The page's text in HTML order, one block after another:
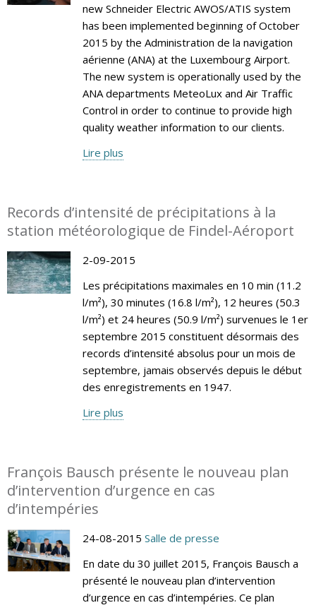
new Schneider Electric AWOS/ATIS system
has been implemented beginning of October
2015 by the Administration de la navigation
aérienne (ANA) at the Luxembourg Airport.
The new system is operationally used by the
ANA departments MeteoLux and Air Traffic
Control in order to continue to provide high
quality weather information to our clients.
Lire plus
Records d’intensité de précipitations à la
station météorologique de Findel-Aéroport
2-09-2015
Les précipitations maximales en 10 min (11.2
l/m²), 30 minutes (16.8 l/m²), 12 heures (50.3
l/m²) et 24 heures (50.9 l/m²) survenues le 1er
septembre 2015 constituent désormais des
records d’intensité absolus pour un mois de
septembre, jamais observés depuis le début
des enregistrements en 1947.
Lire plus
François Bausch présente le nouveau plan
d’intervention d’urgence en cas
d’intempéries
24-08-2015 Salle de presse
En date du 30 juillet 2015, François Bausch a
présenté le nouveau plan d’intervention
d’urgence en cas d’intempéries. Ce plan